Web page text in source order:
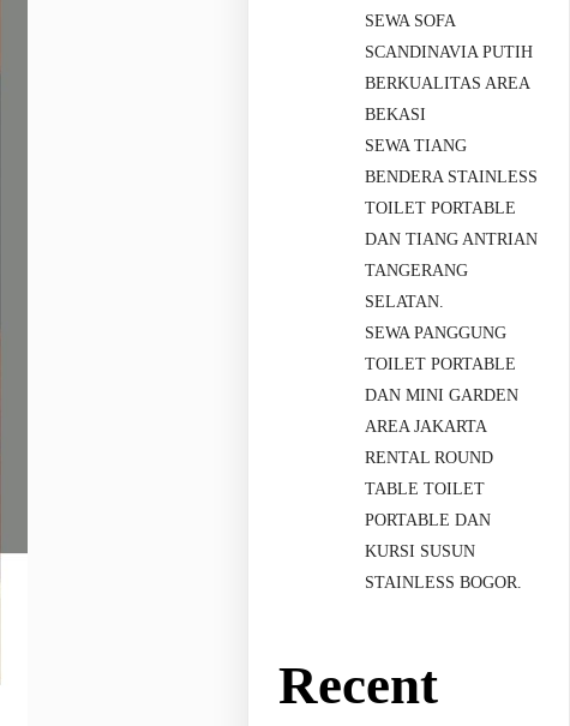
SEWA SOFA
SCANDINAVIA PUTIH
BERKUALITAS AREA
BEKASI
SEWA TIANG
BENDERA STAINLESS
TOILET PORTABLE
DAN TIANG ANTRIAN
TANGERANG
SELATAN.
SEWA PANGGUNG
TOILET PORTABLE
DAN MINI GARDEN
AREA JAKARTA
RENTAL ROUND
TABLE TOILET
PORTABLE DAN
KURSI SUSUN
STAINLESS BOGOR.
Recent